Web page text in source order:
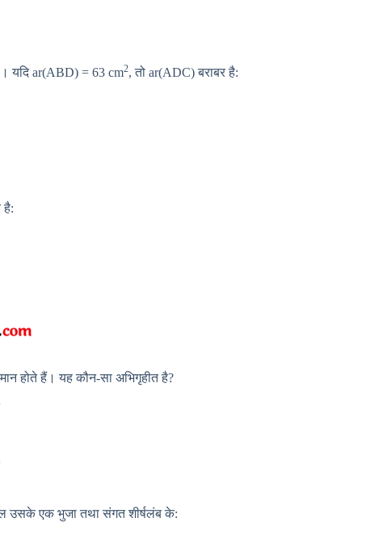
यदि ar(ABD) = 63 cm2, तो ar(ADC) बराबर है:
है:
होते हैं। यह कौन-सा अभिगृहीत है?
उसके एक भुजा तथा संगत शीर्षलंब के: